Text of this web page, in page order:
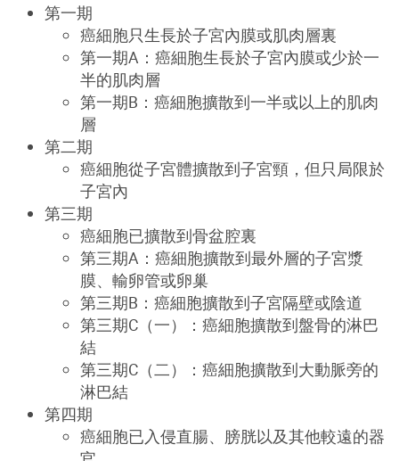
第一期
癌細胞只生長於子宮內膜或肌肉層裏
第一期A ：癌細胞生長於子宮內膜或少於一
半的肌肉層
第一期B： 癌細胞擴散到一半或以上的肌肉
層
第二期
癌細胞從子宮體擴散到子宮頸，但只局限於
子宮內
第三期
癌細胞已擴散到骨盆腔裏
第三期A ：癌細胞擴散到最外層的子宮漿
膜、輸卵管或卵巢
第三期B ：癌細胞擴散到子宮隔壁或陰道
第三期C （一）：癌細胞擴散到盤骨的淋巴
結
第三期C （二）：癌細胞擴散到大動脈旁的
淋巴結
第四期
癌細胞已入侵直腸、膀胱以及其他較遠的器